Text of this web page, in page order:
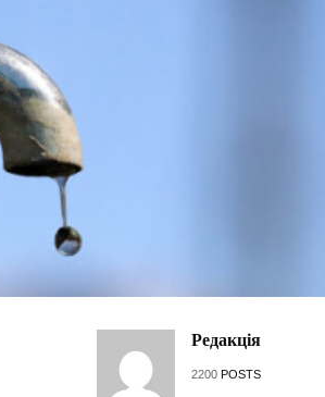
Редакція
2200 POSTS